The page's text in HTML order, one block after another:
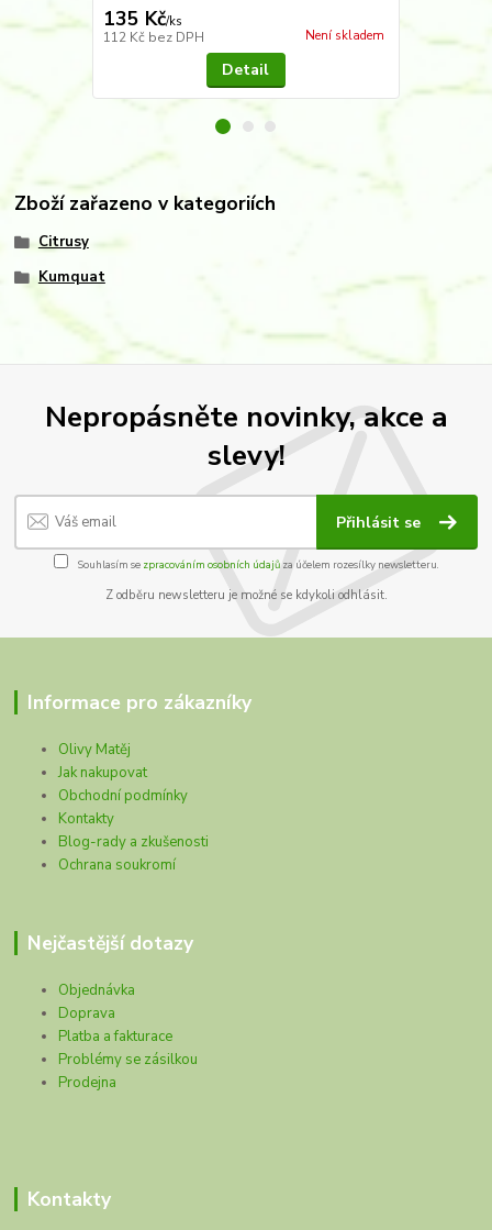
135 Kč/ks
112 Kč bez DPH Není skladem
Detail
66 Kčbez
Zboží zařazeno v kategoriích
Citrusy
Kumquat
Nepropásněte novinky, akce a
slevy!
Přihlásit se
Souhlasím se zpracováním osobních údajůza účelem rozesílky newsletteru.
Z odběru newsletteru je možné se kdykoli odhlásit.
Informace pro zákazníky
Olivy Matěj
Jak nakupovat
Obchodní podmínky
Kontakty
Blog-rady a zkušenosti
Ochrana soukromí
Nejčastější dotazy
Objednávka
Doprava
Platba a fakturace
Problémy se zásilkou
Prodejna
Kontakty